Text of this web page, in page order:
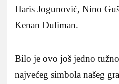
Haris Jogunović, Nino
Kenan Đuliman.
Bilo je ovo još jedno
najvećeg simbola našeg